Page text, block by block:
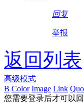
回复
举报
返回列表
高级模式
B Color Image Link
您需要登录后才可以